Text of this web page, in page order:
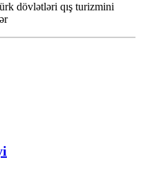
dövlətləri qış turizmini